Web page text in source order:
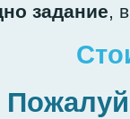
задание,